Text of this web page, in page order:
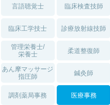
言語聴覚士 臨床検査技師
臨床工学技士 診療放射線技師
管理栄養士/
栄養士
柔道整復師
あん摩マッサージ
指圧師
鍼灸師
調剤薬局事務 医療事務